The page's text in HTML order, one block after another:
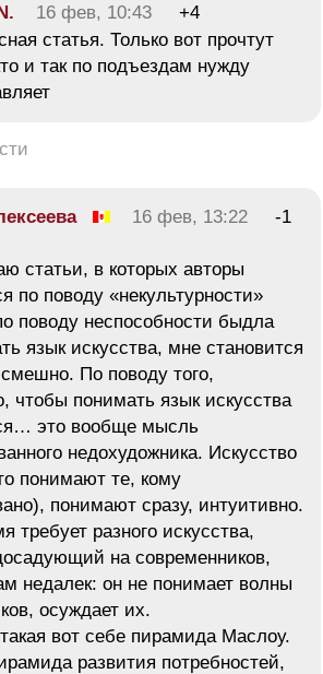
16 фев, 10:43
+4
статья. Только вот прочтут
и так по подъездам нужду
16 фев, 13:22 -1
статьи, в которых авторы
по поводу «некультурности»
поводу неспособности быдла
язык искусства, мне становится
По поводу того,
чтобы понимать язык искусства
это вообще мысль
недохудожника. Искусство
понимают те, кому
понимают сразу, интуитивно.
требует разного искусства,
на современников,
недалек: он не понимает волны
осуждает их.
вот себе пирамида Маслоу.
развития потребностей,